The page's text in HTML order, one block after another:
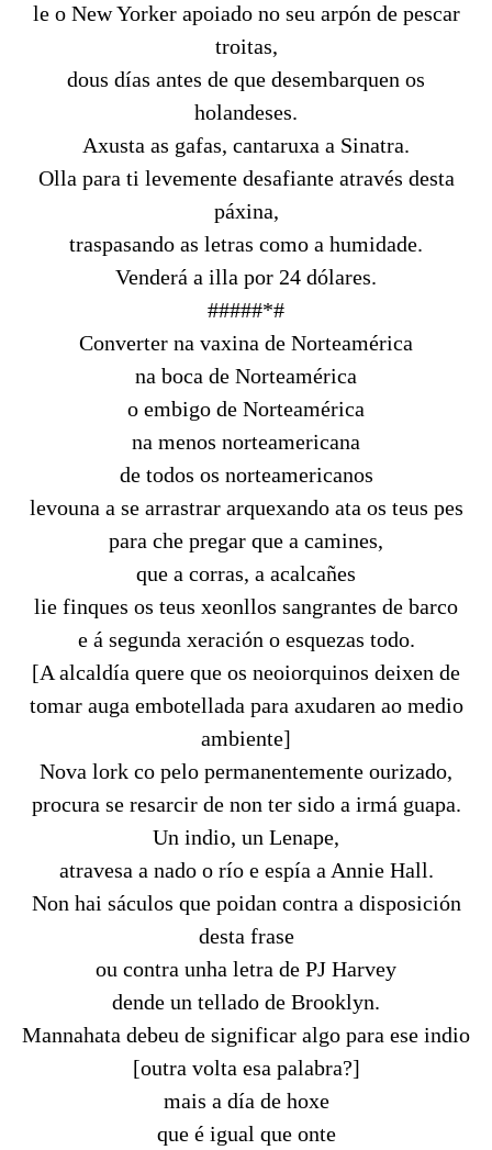
le o New Yorker apoiado no seu arpón de pescar
troitas,
dous días antes de que desembarquen os
holandeses.
Axusta as gafas, cantaruxa a Sinatra.
Olla para ti levemente desafiante através desta
páxina,
traspasando as letras como a humidade.
Venderá a illa por 24 dólares.
#####*#
Converter na vaxina de Norteamérica
na boca de Norteamérica
o embigo de Norteamérica
na menos norteamericana
de todos os norteamericanos
levouna a se arrastrar arquexando ata os teus pes
para che pregar que a camines,
que a corras, a acalcañes
lie finques os teus xeonllos sangrantes de barco
e á segunda xeración o esquezas todo.
[A alcaldía quere que os neoiorquinos deixen de
tomar auga embotellada para axudaren ao medio
ambiente]
Nova lork co pelo permanentemente ourizado,
procura se resarcir de non ter sido a irmá guapa.
Un indio, un Lenape,
atravesa a nado o río e espía a Annie Hall.
Non hai sáculos que poidan contra a disposición
desta frase
ou contra unha letra de PJ Harvey
dende un tellado de Brooklyn.
Mannahata debeu de significar algo para ese indio
[outra volta esa palabra?]
mais a día de hoxe
que é igual que onte